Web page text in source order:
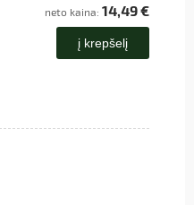
neto kaina: 14,49 €
į krepšelį